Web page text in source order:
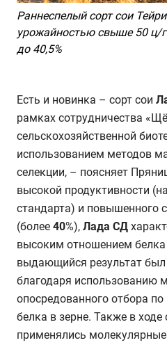
Раннеспелый сорт сои
урожайностью свыше 50 ц/
до 40,5%
Есть и новинка – сорт сои
рамках сотрудничества
сельскохозяйственной
использованием методов
селекции, – поясняет
высокой продуктивности (на
стандарта) и повышенного
(более 40%), Лада СД
высоким отношением
выдающийся результат был
благодаря использованию
опосредованного отбора
белка в зерне. Также в ходе
применялись